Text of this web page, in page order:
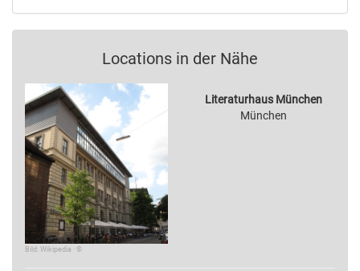
Locations in der Nähe
Bild: Wikipedia · ©
Literaturhaus München
München